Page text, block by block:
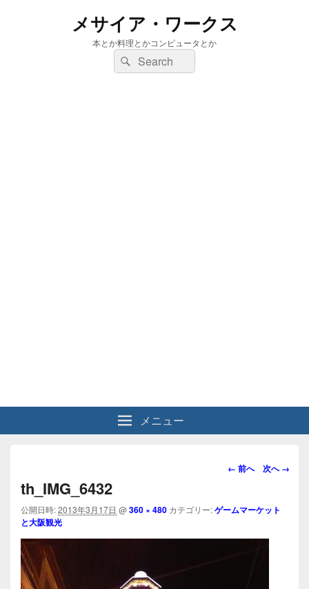
メサイア・ワークス
本とか料理とかコンピュータとか
検
索:
検
索
メニュー
画
ビ
ー
← 前へ 次へ →
th_IMG_6432
公開日時:2013年3月17日 @360 × 480 カテゴリー:ゲームマーケット
と大阪観光